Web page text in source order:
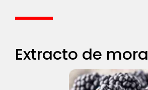
Extracto de mora